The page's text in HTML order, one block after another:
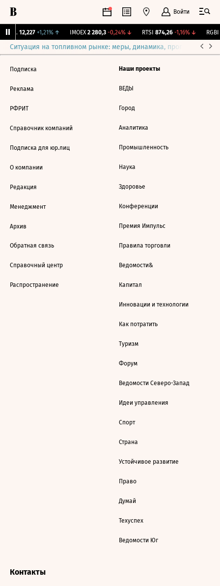
Войти
12,227 +1,21%↑ IMOEX 2 280,3 -0,24%↓ RTSI 874,26 -1,16%↓ RGBI
Ситуация на топливном рынке: меры, динамика, прогнозы
Подписка
Реклама
РФРИТ
Справочник компаний
Подписка для юр.лиц
О компании
Редакция
Менеджмент
Архив
Обратная связь
Справочный центр
Распространение
Наши проекты
ВЕДЫ
Город
Аналитика
Промышленность
Наука
Здоровье
Конференции
Премия Импульс
Правила торговли
Ведомости&
Капитал
Инновации и технологии
Как потратить
Туризм
Форум
Ведомости Северо-Запад
Идеи управления
Спорт
Страна
Устойчивое развитие
Право
Думай
Техуспех
Ведомости Юг
Контакты